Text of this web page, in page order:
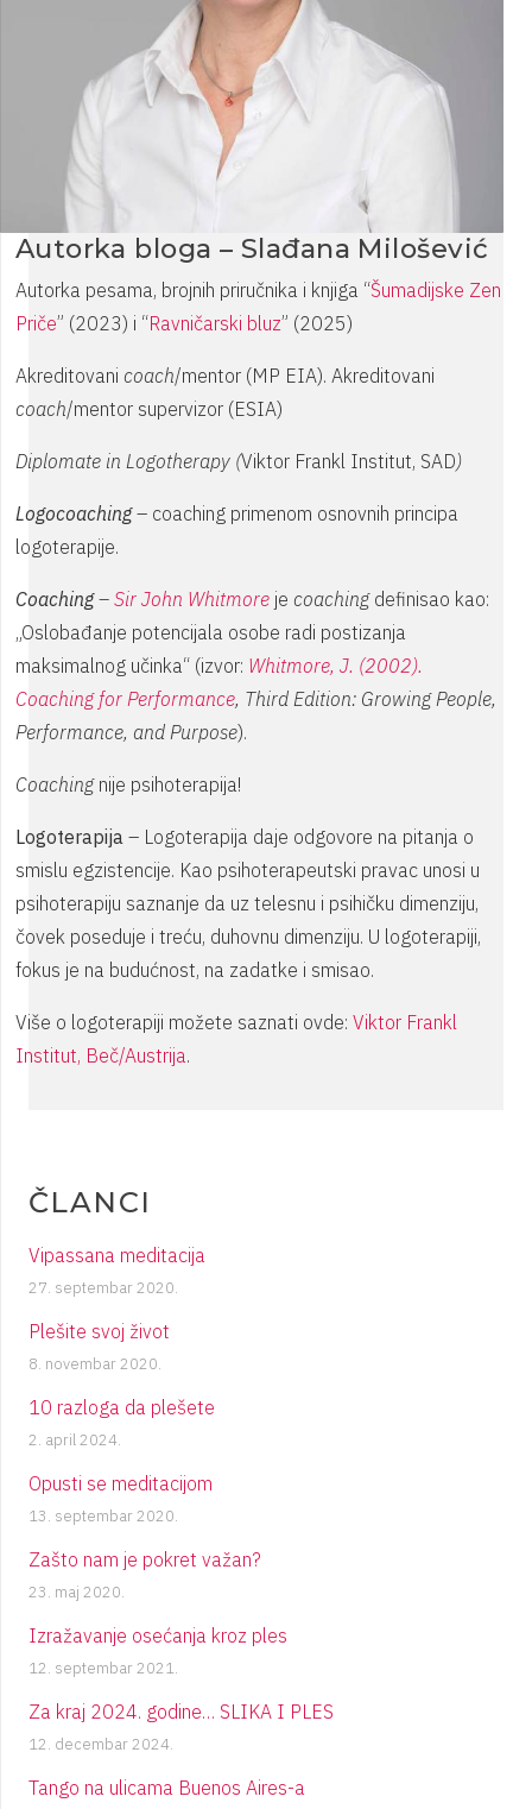
Autorka bloga – Slađana Milošević
Autorka pesama, brojnih priručnika i knjiga “Šumadijske Zen
Priče” (2023) i “Ravničarski bluz” (2025)
Akreditovani coach/mentor (MP EIA). Akreditovani
coach/mentor supervizor (ESIA)
Diplomate in Logotherapy (Viktor Frankl Institut, SAD)
Logocoaching– coaching primenom osnovnih principa
logoterapije.
Coaching– Sir John Whitmoreje coaching definisao kao:
„Oslobađanje potencijala osobe radi postizanja
maksimalnog učinka“ (izvor: Whitmore, J. (2002).
Coaching for Performance, Third Edition: Growing People,
Performance, and Purpose).
Coaching nije psihoterapija!
Logoterapija – Logoterapija daje odgovore na pitanja o
smislu egzistencije. Kao psihoterapeutski pravac unosi u
psihoterapiju saznanje da uz telesnu i psihičku dimenziju,
čovek poseduje i treću, duhovnu dimenziju. U logoterapiji,
fokus je na budućnost, na zadatke i smisao.
Više o logoterapiji možete saznati ovde: Viktor Frankl
Institut, Beč/Austrija.
ČLANCI
Vipassana meditacija
27. septembar 2020.
Plešite svoj život
8. novembar 2020.
10 razloga da plešete
2. april 2024.
Opusti se meditacijom
13. septembar 2020.
Zašto nam je pokret važan?
23. maj 2020.
Izražavanje osećanja kroz ples
12. septembar 2021.
Za kraj 2024. godine… SLIKA I PLES
12. decembar 2024.
Tango na ulicama Buenos Aires-a